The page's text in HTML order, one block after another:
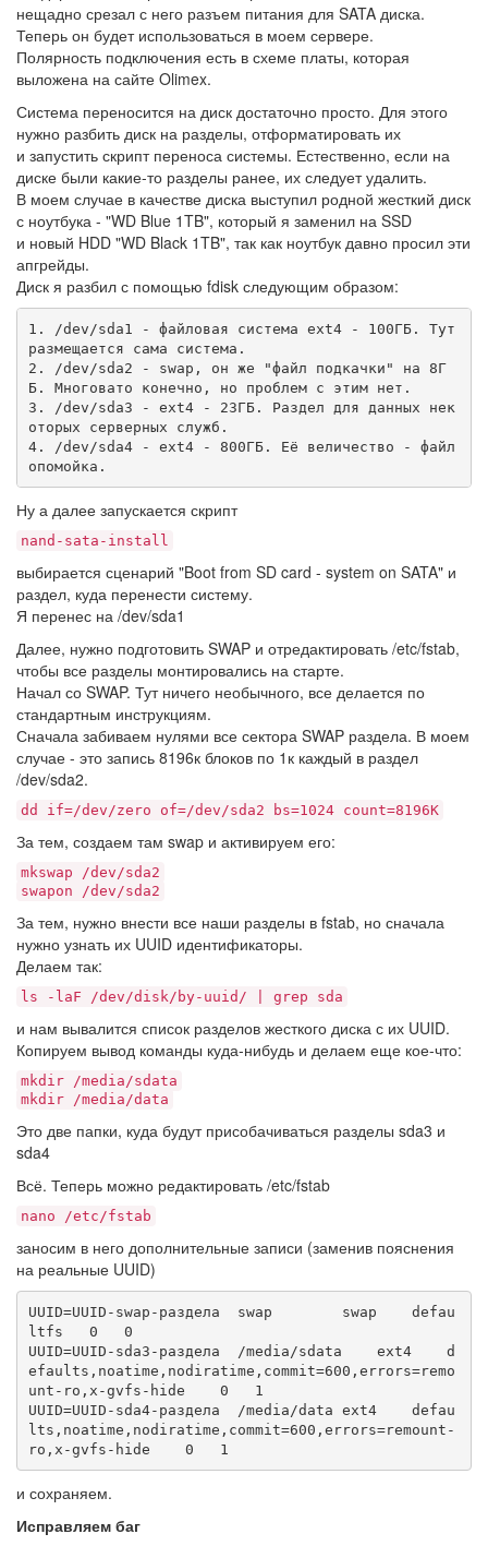
нещадно срезал с него разъем питания для SATA диска.
Теперь он будет использоваться в моем сервере.
Полярность подключения есть в схеме платы, которая
выложена на сайте Olimex.
Система переносится на диск достаточно просто. Для этого
нужно разбить диск на разделы, отформатировать их
и запустить скрипт переноса системы. Естественно, если на
диске были какие-то разделы ранее, их следует удалить.
В моем случае в качестве диска выступил родной жесткий диск
с ноутбука - "WD Blue 1TB", который я заменил на SSD
и новый HDD "WD Black 1TB", так как ноутбук давно просил эти
апгрейды.
Диск я разбил с помощью fdisk следующим образом:
1. /dev/sda1 - файловая система ext4 - 100ГБ. Тут
размещается сама система.
2. /dev/sda2 - swap, он же "файл подкачки" на 8Г
Б. Многовато конечно, но проблем с этим нет.
3. /dev/sda3 - ext4 - 23ГБ. Раздел для данных нек
оторых серверных служб.
4. /dev/sda4 - ext4 - 800ГБ. Её величество - файл
опомойка.
Ну а далее запускается скрипт
nand-sata-install
выбирается сценарий "Boot from SD card - system on SATA" и
раздел, куда перенести систему.
Я перенес на /dev/sda1
Далее, нужно подготовить SWAP и отредактировать /etc/fstab,
чтобы все разделы монтировались на старте.
Начал со SWAP. Тут ничего необычного, все делается по
стандартным инструкциям.
Сначала забиваем нулями все сектора SWAP раздела. В моем
случае - это запись 8196к блоков по 1к каждый в раздел
/dev/sda2.
dd if=/dev/zero of=/dev/sda2 bs=1024 count=8196K
За тем, создаем там swap и активируем его:
mkswap /dev/sda2
swapon /dev/sda2
За тем, нужно внести все наши разделы в fstab, но сначала
нужно узнать их UUID идентификаторы.
Делаем так:
ls -laF /dev/disk/by-uuid/ | grep sda
и нам вывалится список разделов жесткого диска с их UUID.
Копируем вывод команды куда-нибудь и делаем еще кое-что:
mkdir /media/sdata
mkdir /media/data
Это две папки, куда будут присобачиваться разделы sda3 и
sda4
Всё. Теперь можно редактировать /etc/fstab
nano /etc/fstab
заносим в него дополнительные записи (заменив пояснения
на реальные UUID)
UUID=UUID-swap-раздела  swap        swap    defau
ltfs   0   0
UUID=UUID-sda3-раздела  /media/sdata    ext4    d
efaults,noatime,nodiratime,commit=600,errors=remo
unt-ro,x-gvfs-hide    0   1
UUID=UUID-sda4-раздела  /media/data ext4    defau
lts,noatime,nodiratime,commit=600,errors=remount-
ro,x-gvfs-hide    0   1
и сохраняем.
Исправляем баг